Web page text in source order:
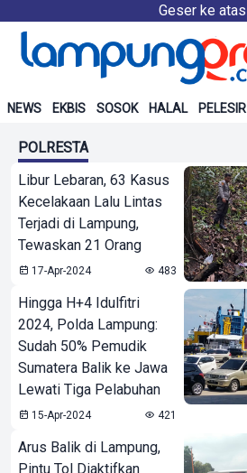
Geser ke atas
NEWS EKBIS SOSOK HALAL PELESIR
POLRESTA
Libur Lebaran, 63 Kasus
Kecelakaan Lalu Lintas
Terjadi di Lampung,
Tewaskan 21 Orang
17-Apr-2024 483
Hingga H+4 Idulfitri
2024, Polda Lampung:
Sudah 50% Pemudik
Sumatera Balik ke Jawa
Lewati Tiga Pelabuhan
15-Apr-2024 421
Arus Balik di Lampung,
Pintu Tol Diaktifkan